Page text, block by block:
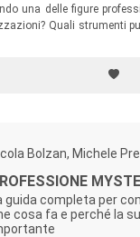
una delle figure
Quali strumenti
al lavoro? Questa
“up to date” sulla
del lavoro.
Bolzan, Michele
guida completa per
cosa fa e perché la